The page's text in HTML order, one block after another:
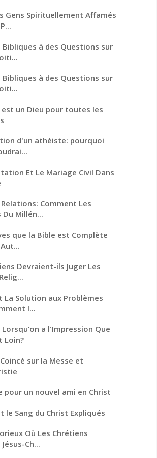
Gens Spirituellement Affamés
Bibliques à des Questions sur
Bibliques à des Questions sur
est un Dieu pour toutes les
d'un athéiste: pourquoi
Et Le Mariage Civil Dans
Comment Les
Millén...
que la Bible est Complète
Devraient-ils Juger Les
La Solution aux Problèmes
I...
Lorsqu’on a l'Impression Que
Loin?
sur la Messe et
pour un nouvel ami en Christ
le Sang du Christ Expliqués
Où Les Chrétiens
Ch...